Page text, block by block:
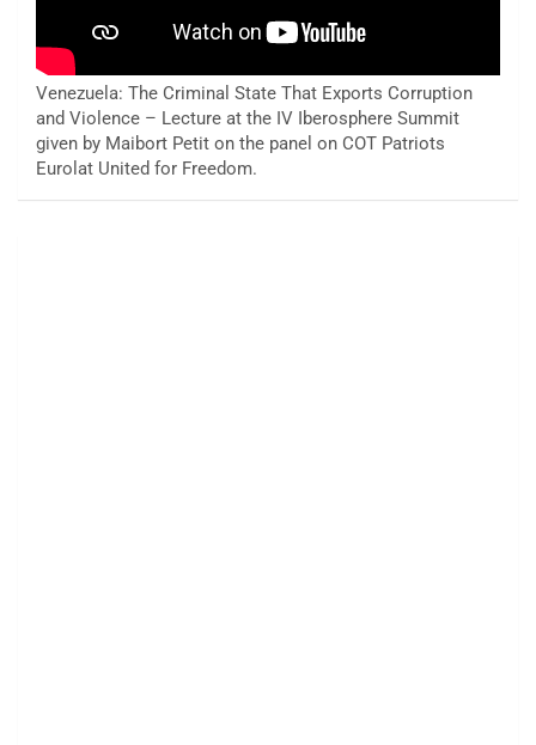
Venezuela: The Criminal State That Exports Corruption
and Violence – Lecture at the IV Iberosphere Summit
given by Maibort Petit on the panel on COT Patriots
Eurolat United for Freedom.